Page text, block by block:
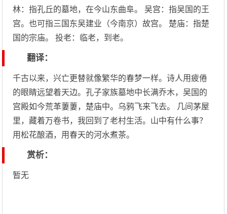
林：指孔丘的墓地，在今山东曲阜。 吴宫：指吴国的王
宫。也可指三国东吴建业（今南京）故宫。 楚庙：指楚
国的宗庙。 投老：临老，到老。
翻译：
千古以来，兴亡更替就像繁华的春梦一样。诗人用疲倦
的眼睛远望着天边。孔子家族墓地中长满乔木，吴国的
宫殿如今荒革萋萋，楚庙中。乌鸦飞来飞去。 几间茅屋
里，藏着万卷书，我回到了老村生活。山中有什么事？
用松花酿酒，用春天的河水煮茶。
赏析：
暂无